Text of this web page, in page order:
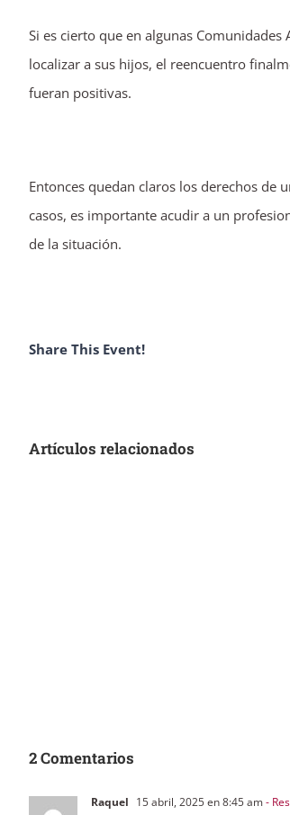
Si es cierto que en algunas
localizar a sus hijos, el reencuentro
fueran positivas.
Entonces quedan claros los derechos de
casos, es importante acudir a un
de la situación.
Share This Event!
Artículos relacionados
2 Comentarios
Raquel 15 abril, 2025 en 8:45 am-